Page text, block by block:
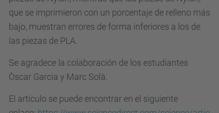
que se imprimieron con un porcentaje de relleno más
bajo, muestran errores de forma inferiores a los de
las piezas de PLA.
Se agradece la colaboración de los estudiantes
Òscar Garcia y Marc Solà.
El artículo se puede encontrar en el siguiente